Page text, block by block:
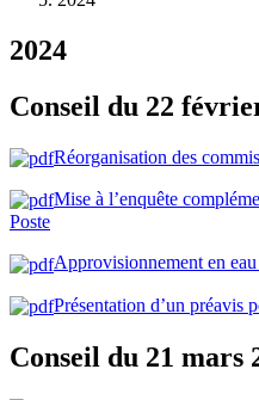
2024
Conseil du 22
Réorganisation des
Mise à l’enquête
Poste
Approvisionnement en
Présentation d’un préavis
Conseil du 21 mars